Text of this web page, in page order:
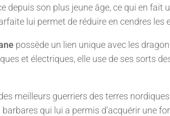
depuis son plus jeune âge, ce qui en
lui permet de réduire en cendres les
possède un lien unique avec les
et électriques, elle use de ses sorts
meilleurs guerriers des terres
qui lui a permis d’acquérir une